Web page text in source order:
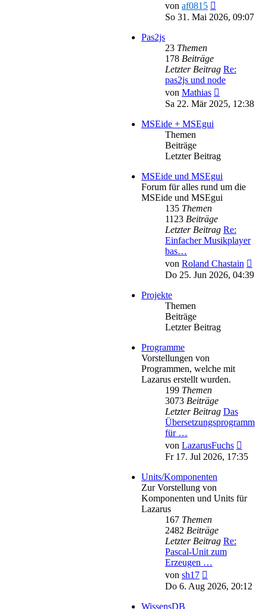
von af0815
Beitrag
So 31. Mai 2026, 09:07
Pas2js
23 Themen
178 Beiträge
Letzter Beitrag Re:
pas2js und node
von Mathias
Beitrag
Sa 22. Mär 2025, 12:38
MSEide + MSEgui
Themen
Beiträge
Letzter Beitrag
MSEide und MSEgui
Forum für alles rund um die
MSEide und MSEgui
135 Themen
1123 Beiträge
Letzter Beitrag Re:
Einfacher Musikplayer
bas…
von Roland Chastain
Do 25. Jun 2026, 04:39
Projekte
Themen
Beiträge
Letzter Beitrag
Programme
Vorstellungen von
Programmen, welche mit
Lazarus erstellt wurden.
199 Themen
3073 Beiträge
Letzter Beitrag Das
Übersetzungsprogramm
für …
von LazarusFuchs
Fr 17. Jul 2026, 17:35
Units/Komponenten
Zur Vorstellung von
Komponenten und Units für
Lazarus
167 Themen
2482 Beiträge
Letzter Beitrag Re:
Pascal-Unit zum
Erzeugen …
von sh17
Beitrag
Do 6. Aug 2026, 20:12
WissensDB